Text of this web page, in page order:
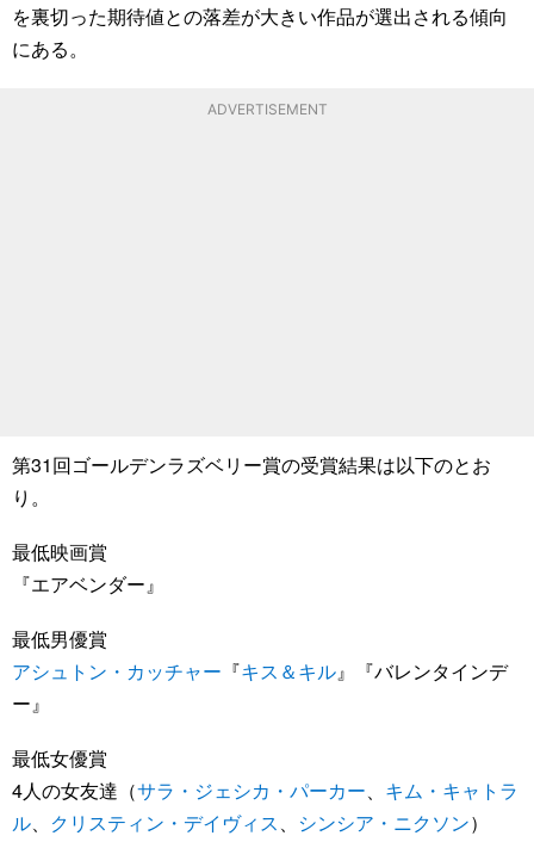
を裏切った期待値との落差が大きい作品が選出される傾向
にある。
ADVERTISEMENT
第31回ゴールデンラズベリー賞の受賞結果は以下のとお
り。
最低映画賞
『エアベンダー』
最低男優賞
アシュトン・カッチャー 『キス＆キル』『バレンタインデ
ー』
最低女優賞
4人の女友達（サラ・ジェシカ・パーカー、 キム・キャトラ
ル、 クリスティン・デイヴィス、 シンシア・ニクソン）